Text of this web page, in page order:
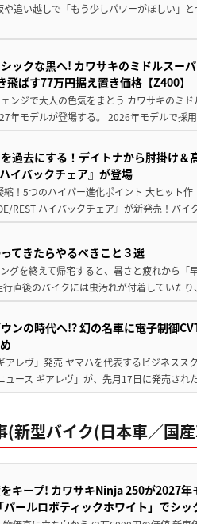
や追い越しで「もう少しパワーがほしい」
ックな黒へ! カワサキのミドルスー
ばす77万円据え置き価格【Z400】
ンジで大人の色気をまとう カワサキのミ
年モデルが登場する。 2026年モデルで採
を過去にする！デイトナから肘掛け
イバックチェア』が登場
！5つのハイパー進化ポイント 大ヒット作
REST ハイバックチェア』が新発売！バ
てきたらやるべきこと３選
グを終えて帰宅すると、暑さと疲れから「
行直後のバイクには虫汚れが付着していた
ンの時代へ!? 幻の名車に電子制御
アレヴ」発売 ヤマハを代表するビジネスス
ュース ギアレヴ」が、先月17日に発売さ
(新型バイク(日本車／国
キープ! カワサキNinja 250が2027
ールロボティックホワイト」でシッ